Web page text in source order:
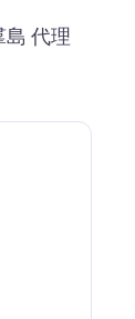
代理